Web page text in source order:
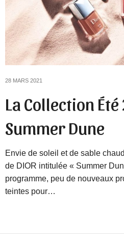
28 MARS 2021
La Collection Été
Summer Dune
Envie de soleil et de sable
de DIOR intitulée « Summer
programme, peu de nouveaux
teintes pour…